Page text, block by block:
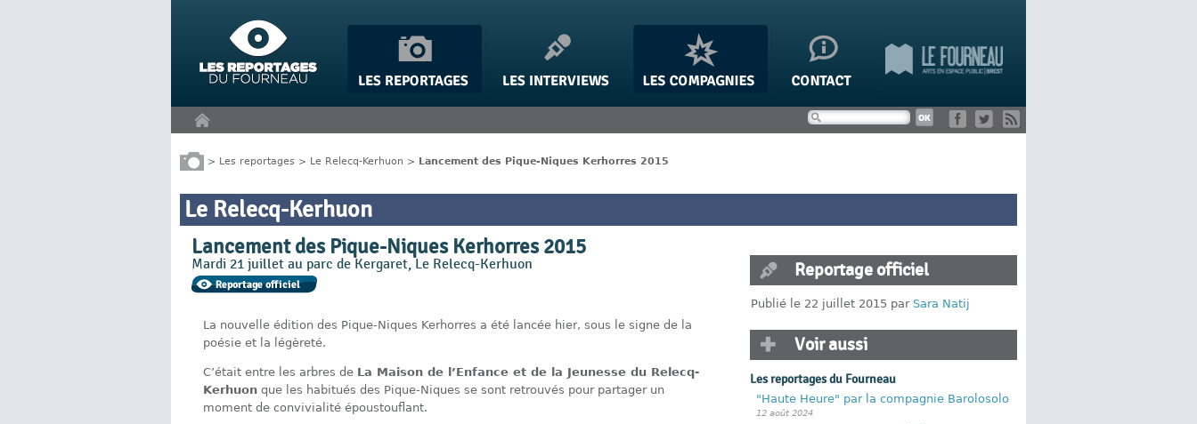
> Les reportages > Le Relecq-Kerhuon > Lancement des Pique-Niques Kerhorres 2015
Le Relecq-Kerhuon
Lancement des Pique-Niques Kerhorres 2015
Mardi 21 juillet au parc de Kergaret, Le Relecq-Kerhuon
La nouvelle édition des Pique-Niques Kerhorres a été lancée hier, sous le signe de la
poésie et la légèreté.
C’était entre les arbres de La Maison de l’Enfance et de la Jeunesse du Relecq-
Kerhuon que les habitués des Pique-Niques se sont retrouvés pour partager un
moment de convivialité époustouflant.
Reportage officiel
Publié le 22 juillet 2015 par Sara Natij
Voir aussi
Les reportages du Fourneau
"Haute Heure" par la compagnie Barolosolo
12 août 2024